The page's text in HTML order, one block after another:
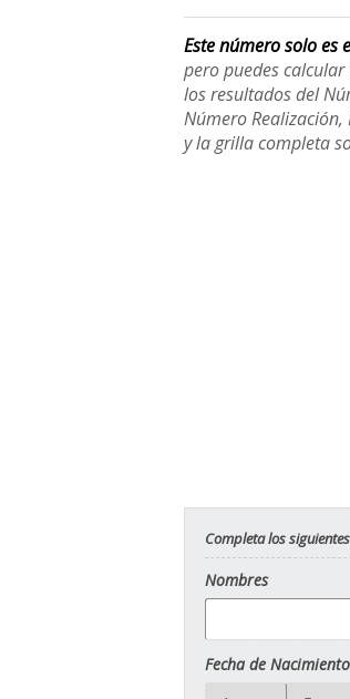
Este número solo es
pero puedes
los resultados del
Número
y la grilla completa
Completa los
Nombres
Fecha de Nacimiento